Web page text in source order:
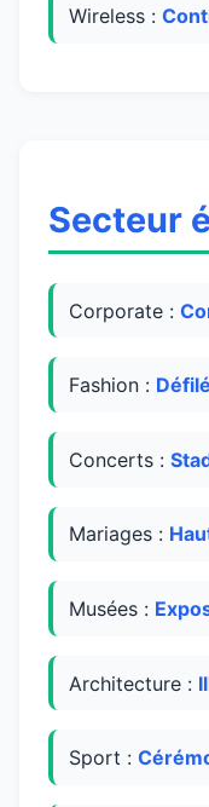
Wireless :
Secteur
Corporate :
Fashion :
Concerts :
Mariages :
Musées :
Architecture :
Sport :